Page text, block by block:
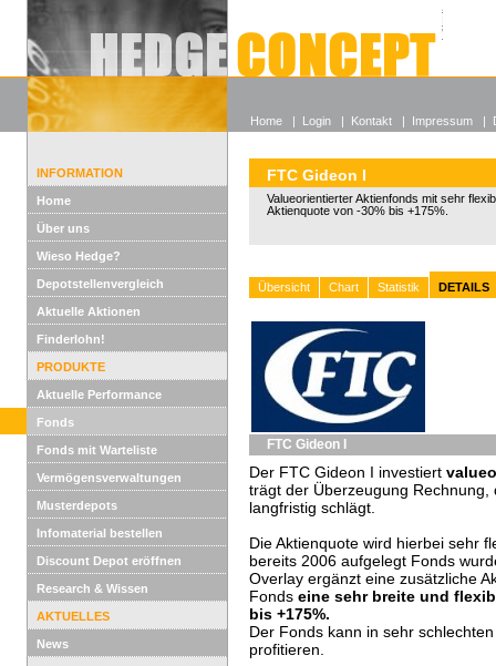
Alle
Wieso
INFORMATION
Home
Über uns
Wieso Hedge?
Depotstellenvergleich
Aktuelle Aktionen
Finderlohn!
PRODUKTE
Aktuelle Performance
Fonds
Fonds mit Warteliste
Vermögensverwaltungen
Musterdepots
Infomaterial bestellen
Discount Depot eröffnen
Research & Wissen
AKTUELLES
News
FTC Gideon I
Valueorientierter Aktienfonds mit sehr
Aktienquote von -30% bis +175%.
Übersicht Chart Statistik DETAILS
FTC Gideon I
Der FTC Gideon I investiert
trägt der Überzeugung
langfristig schlägt.
Die Aktienquote wird hierbei sehr
bereits 2006 aufgelegt Fonds
Overlay ergänzt eine zusätzliche
Fonds eine sehr breite und
bis +175%.
Der Fonds kann in sehr
profitieren.
Home | Login | Kontakt | Impressum |